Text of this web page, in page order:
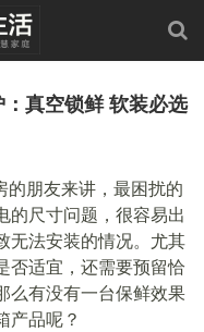
真空锁鲜 软装必选
朋友来讲，最困扰的
的尺寸问题，很容易出
无法安装的情况。尤其
否适宜，还需要预留恰
么有没有一台保鲜效果
产品呢？